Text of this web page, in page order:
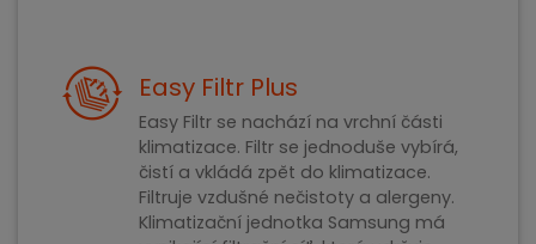
Easy Filtr Plus
Easy Filtr se nachází na vrchní části
klimatizace. Filtr se jednoduše vybírá,
čistí a vkládá zpět do klimatizace.
Filtruje vzdušné nečistoty a alergeny.
Klimatizační jednotka Samsung má